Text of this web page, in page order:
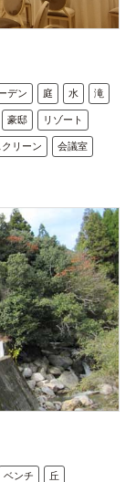
デン 庭 水 滝
豪邸 リゾート
クリーン 会議室
ベンチ 丘